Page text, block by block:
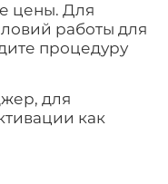
GC-VS-НН
карбоновый
цены. Для
работы для
процедуру
для
как